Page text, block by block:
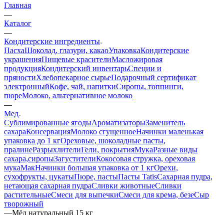
Главная
—
Каталог
—
Кондитерские ингредиенты
ПасхаШоколад, глазури, какаоУпаковкаКондитерские
украшенияПищевые красителиМасложировая
продукцияКондитерский инвентарьСпеции и
пряностиХлебопекарное сырьеПодарочный сертификат
электронныйКофе, чай, напиткиСиропы, топпинги,
пюреМолоко, альтернативное молоко
—
Мед
Сублимированные ягодыАроматизаторыЗаменитель
сахараКонсервацияМолоко сгущенноеНачинки маленькая
упаковка до 1 кгОреховые, шоколадные пасты,
пралинеРазрыхлителиГели, покрытияМукаРазные виды
сахара,сиропыЗагустителиКокосовая стружка, ореховая
мукаМакНачинки большая упаковка от 1 кгОрехи,
сухофрукты, цукатыПюре, пастыПасты TatisСахарная пудра,
нетающая сахарная пудраСливки животныеСливки
растительныеСмеси для выпечкиСмеси для крема, безеСыр
творожный
—Мёд натуральный 15 кг